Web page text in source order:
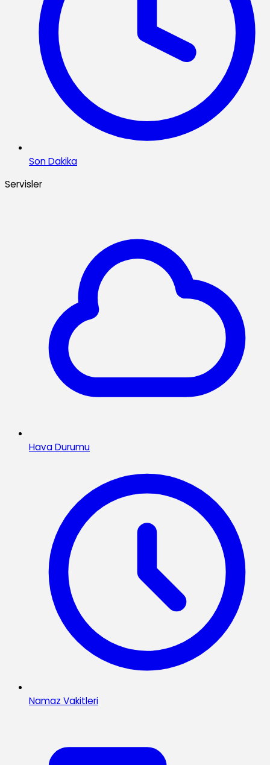
Son Dakika
Servisler
Hava Durumu
Namaz Vakitleri